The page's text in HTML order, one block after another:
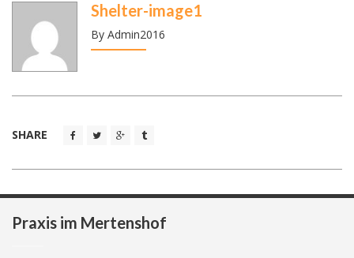
Shelter-image1
By Admin2016
SHARE
Praxis im Mertenshof